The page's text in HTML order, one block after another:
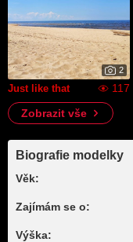
2
Just like that 117
Zobrazit vše
Biografie modelky
Věk:
Zajímám se o:
Výška: